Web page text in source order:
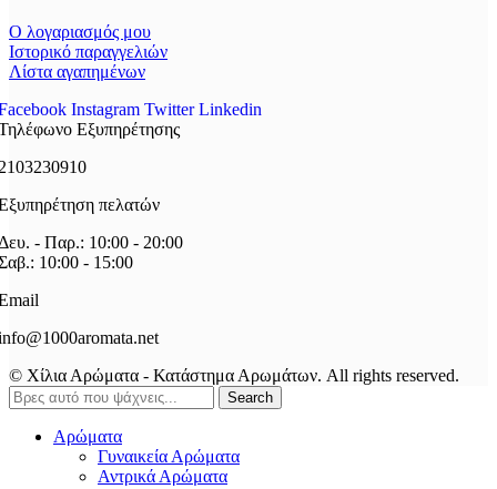
Ο λογαριασμός μου
Ιστορικό παραγγελιών
Λίστα αγαπημένων
Instagram Twitter Linkedin
Εξυπηρέτησης
πελατών
- Παρ.: 10:00 - 20:00
10:00 - 15:00
© Χίλια Αρώματα - Κατάστημα Αρωμάτων. All rights reserved.
Search
Αρώματα
Γυναικεία Αρώματα
Αντρικά Αρώματα